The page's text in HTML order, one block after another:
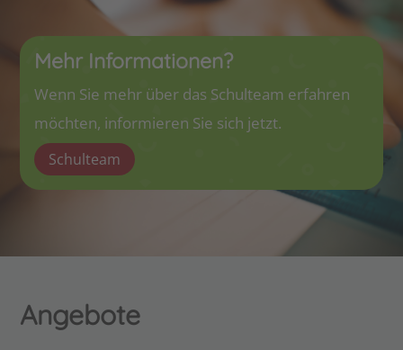
Mehr Informationen?
Wenn Sie mehr über das Schulteam erfahren
möchten, informieren Sie sich jetzt.
Schulteam
Angebote